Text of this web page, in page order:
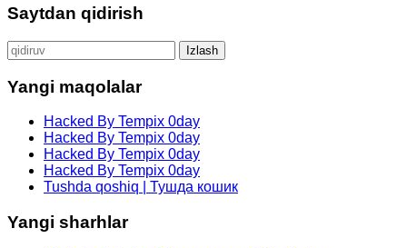
Saytdan qidirish
Qidirshish:
Yangi maqolalar
Hacked By Tempix 0day
Hacked By Tempix 0day
Hacked By Tempix 0day
Hacked By Tempix 0day
Tushda qoshiq | Тушда кошик
Yangi sharhlar